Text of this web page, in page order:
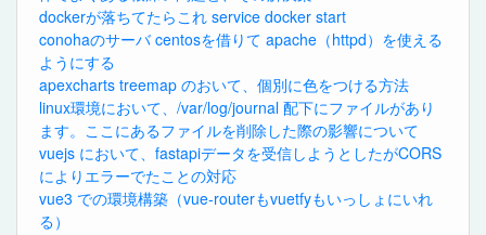
dockerが落ちてたらこれ service docker start
conohaのサーバ centosを借りて apache（httpd）を使える
ようにする
apexcharts treemap のおいて、個別に色をつける方法
linux環境において、/var/log/journal 配下にファイルがあり
ます。ここにあるファイルを削除した際の影響について
vuejs において、fastapiデータを受信しようとしたがCORS
によりエラーでたことの対応
vue3 での環境構築（vue-routerもvuetfyもいっしょにいれ
る）